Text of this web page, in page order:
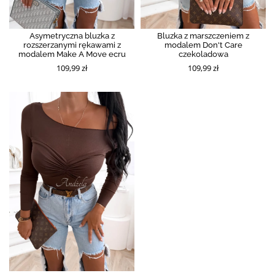
Asymetryczna bluzka z
rozszerzanymi rękawami z
modalem Make A Move ecru
109,99 zł
Bluzka z marszczeniem z
modalem Don't Care
czekoladowa
109,99 zł